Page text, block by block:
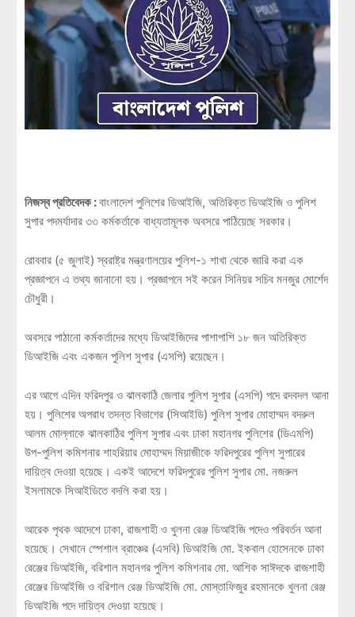
নিজস্ব প্রতিবেদক :বাংলাদেশ পুলিশের ডিআইজি, অতিরিক্ত ডিআইজি ও পুলিশ
সুপার পদমর্যাদার ৩৩ কর্মকর্তাকে বাধ্যতামূলক অবসরে পাঠিয়েছে সরকার।
রোববার (৫ জুলাই) স্বরাষ্ট্র মন্ত্রণালয়ের পুলিশ-১ শাখা থেকে জারি করা এক
প্রজ্ঞাপনে এ তথ্য জানানো হয়। প্রজ্ঞাপনে সই করেন সিনিয়র সচিব মনজুর মোর্শেদ
চৌধুরী।
অবসরে পাঠানো কর্মকর্তাদের মধ্যে ডিআইজিদের পাশাপাশি ১৮ জন অতিরিক্ত
ডিআইজি এবং একজন পুলিশ সুপার (এসপি) রয়েছেন।
এর আগে এদিন ফরিদপুর ও ঝালকাঠি জেলার পুলিশ সুপার (এসপি) পদে রদবদল আনা
হয়। পুলিশের অপরাধ তদন্ত বিভাগের (সিআইডি) পুলিশ সুপার মোহাম্মদ বদরুল
আলম মোল্লাকে ঝালকাঠির পুলিশ সুপার এবং ঢাকা মহানগর পুলিশের (ডিএমপি)
উপ-পুলিশ কমিশনার শাহরিয়ার মোহাম্মদ মিয়াজীকে ফরিদপুরের পুলিশ সুপারের
দায়িত্ব দেওয়া হয়েছে। একই আদেশে ফরিদপুরের পুলিশ সুপার মো. নজরুল
ইসলামকে সিআইডিতে বদলি করা হয়।
আরেক পৃথক আদেশে ঢাকা, রাজশাহী ও খুলনা রেঞ্জ ডিআইজি পদেও পরিবর্তন আনা
হয়েছে। সেখানে স্পেশাল ব্রাঞ্চের (এসবি) ডিআইজি মো. ইকবাল হোসেনকে ঢাকা
রেঞ্জের ডিআইজি, বরিশাল মহানগর পুলিশ কমিশনার মো. আশিক সাঈদকে রাজশাহী
রেঞ্জের ডিআইজি ও বরিশাল রেঞ্জ ডিআইজি মো. মোস্তাফিজুর রহমানকে খুলনা রেঞ্জ
ডিআইজি পদে দায়িত্ব দেওয়া হয়েছে।